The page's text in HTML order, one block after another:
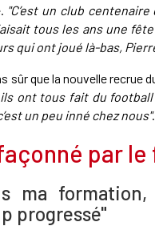
"C’est un club
tous les ans une
qui ont joué là-bas,
que la nouvelle recrue
ont tous fait du
un peu inné chez nous".
par le
ma formation,
progressé"